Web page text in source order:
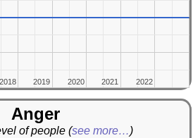
2018
2018 2019
2019 2020
2020 2021
2021 2022
2022
Anger
of people (see more…)